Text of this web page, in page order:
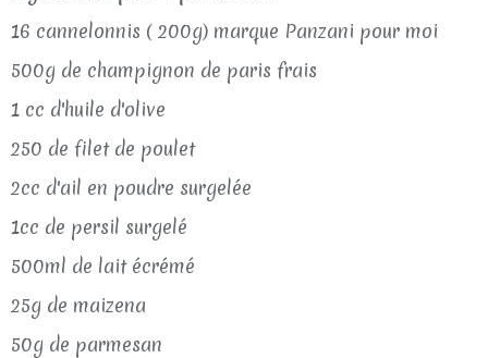
16 cannelonnis ( 200g) marque Panzani pour moi
500g de champignon de paris frais
1 cc d'huile d'olive
250 de filet de poulet
2cc d'ail en poudre surgelée
1cc de persil surgelé
500ml de lait écrémé
25g de maizena
50g de parmesan